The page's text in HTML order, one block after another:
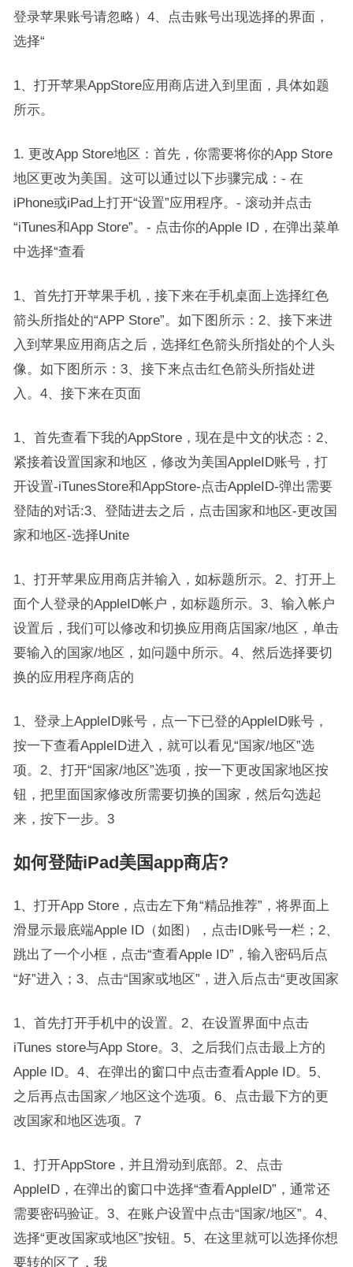
登录苹果账号请忽略）4、点击账号出现选择的界面，
选择“
1、打开苹果AppStore应用商店进入到里面，具体如题
所示。
1. 更改App Store地区：首先，你需要将你的App Store
地区更改为美国。这可以通过以下步骤完成：- 在
iPhone或iPad上打开“设置”应用程序。- 滚动并点击
“iTunes和App Store”。- 点击你的Apple ID，在弹出菜单
中选择“查看
1、首先打开苹果手机，接下来在手机桌面上选择红色
箭头所指处的“APP Store”。如下图所示：2、接下来进
入到苹果应用商店之后，选择红色箭头所指处的个人头
像。如下图所示：3、接下来点击红色箭头所指处进
入。4、接下来在页面
1、首先查看下我的AppStore，现在是中文的状态：2、
紧接着设置国家和地区，修改为美国AppleID账号，打
开设置-iTunesStore和AppStore-点击AppleID-弹出需要
登陆的对话:3、登陆进去之后，点击国家和地区-更改国
家和地区-选择Unite
1、打开苹果应用商店并输入，如标题所示。2、打开上
面个人登录的AppleID帐户，如标题所示。3、输入帐户
设置后，我们可以修改和切换应用商店国家/地区，单击
要输入的国家/地区，如问题中所示。4、然后选择要切
换的应用程序商店的
1、登录上AppleID账号，点一下已登的AppleID账号，
按一下查看AppleID进入，就可以看见“国家/地区”选
项。2、打开“国家/地区”选项，按一下更改国家地区按
钮，把里面国家修改所需要切换的国家，然后勾选起
来，按下一步。3
如何登陆iPad美国app商店?
1、打开App Store，点击左下角“精品推荐”，将界面上
滑显示最底端Apple ID（如图），点击ID账号一栏；2、
跳出了一个小框，点击“查看Apple ID”，输入密码后点
“好”进入；3、点击“国家或地区”，进入后点击“更改国家
1、首先打开手机中的设置。2、在设置界面中点击
iTunes store与App Store。3、之后我们点击最上方的
Apple ID。4、在弹出的窗口中点击查看Apple ID。5、
之后再点击国家／地区这个选项。6、点击最下方的更
改国家和地区选项。7
1、打开AppStore，并且滑动到底部。2、点击
AppleID，在弹出的窗口中选择“查看AppleID”，通常还
需要密码验证。3、在账户设置中点击“国家/地区”。4、
选择“更改国家或地区”按钮。5、在这里就可以选择你想
要转的区了，我